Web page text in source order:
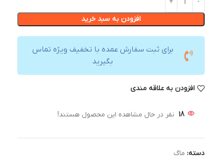
افزودن به سبد خرید
برای ثبت سفارش عمده با تخفیف ویژه تماس
بگیرید
افزودن به علاقه مندی
18 نفر در حال مشاهده این محصول هستند!
دسته: ماگ